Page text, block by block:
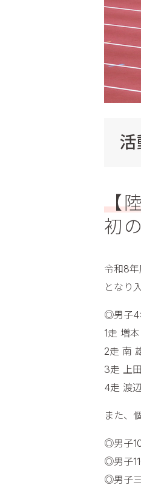
【
初
令和8
となり
◎男子
1走 増
2走 南
3走 上
4走 渡
また、
◎男子
◎男子
◎男子